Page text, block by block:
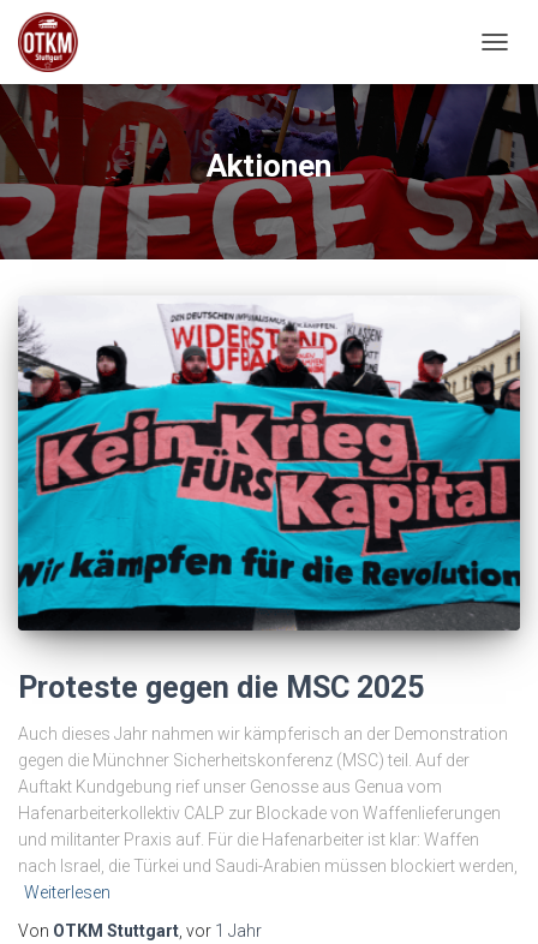
Aktionen
Proteste gegen die MSC 2025
Auch dieses Jahr nahmen wir kämpferisch an der Demonstration
gegen die Münchner Sicherheitskonferenz (MSC) teil. Auf der
Auftakt Kundgebung rief unser Genosse aus Genua vom
Hafenarbeiterkollektiv CALP zur Blockade von Waffenlieferungen
und militanter Praxis auf. Für die Hafenarbeiter ist klar: Waffen
nach Israel, die Türkei und Saudi-Arabien müssen blockiert werden,
Weiterlesen
Von OTKM Stuttgart , vor 1 Jahr